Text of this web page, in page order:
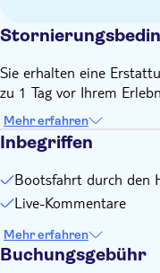
Sie erhalten eine
zu 1 Tag vor Ihrem
Mehr erfahren
Inbegriffen
Bootsfahrt durch den
Live-Kommentare
Mehr erfahren
Buchungsgebühr